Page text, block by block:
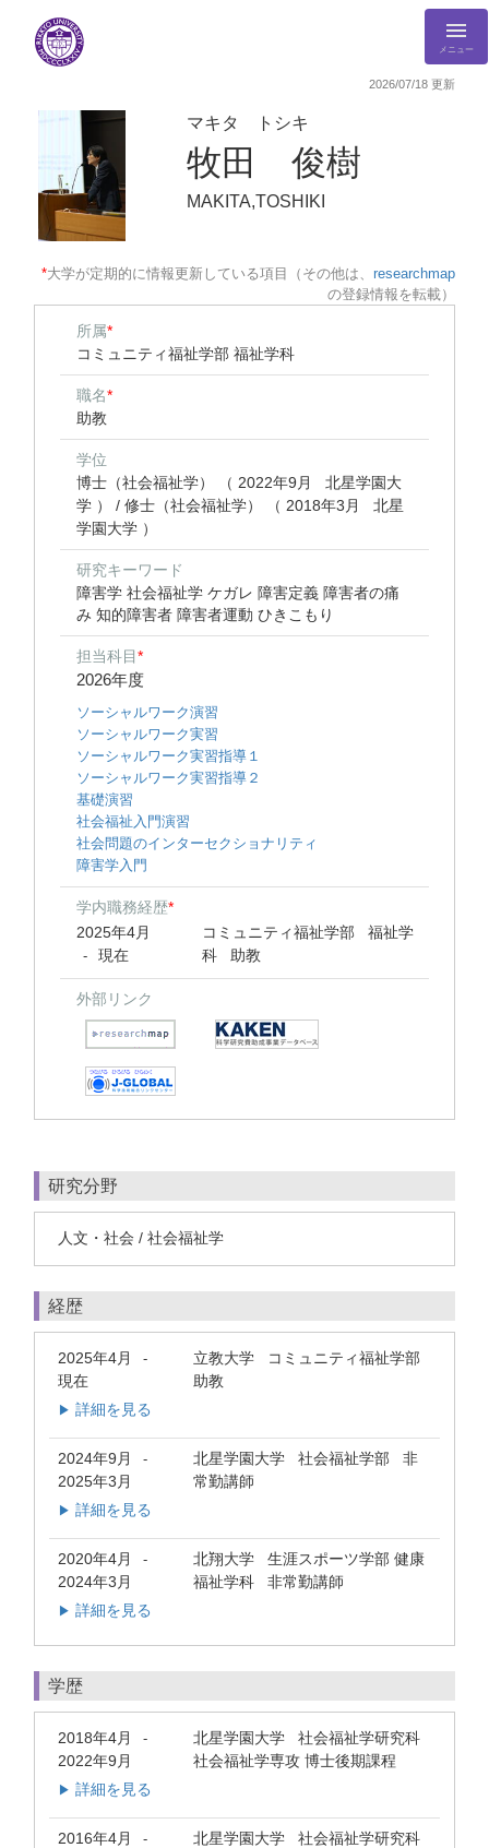
メニュー
2026/07/18 更新
マキタ トシキ
牧田 俊樹
MAKITA,TOSHIKI
*大学が定期的に情報更新している項目（その他は、 researchmap
の登録情報を転載）
所属*
コミュニティ福祉学部 福祉学科
職名*
助教
学位
博士（社会福祉学） （ 2022年9月 北星学園大
学 ） / 修士（社会福祉学） （ 2018年3月 北星
学園大学 ）
研究キーワード
障害学 社会福祉学 ケガレ 障害定義 障害者の痛
み 知的障害者 障害者運動 ひきこもり
担当科目*
2026年度
ソーシャルワーク演習
ソーシャルワーク実習
ソーシャルワーク実習指導１
ソーシャルワーク実習指導２
基礎演習
社会福祉入門演習
社会問題のインターセクショナリティ
障害学入門
学内職務経歴*
2025年4月
- 現在
コミュニティ福祉学部 福祉学
科 助教
外部リンク
研究分野
人文・社会 / 社会福祉学
経歴
2025年4月 -
現在
立教大学 コミュニティ福祉学部
助教
▶ 詳細を見る
2024年9月 -
2025年3月
北星学園大学 社会福祉学部 非
常勤講師
▶ 詳細を見る
2020年4月 -
2024年3月
北翔大学 生涯スポーツ学部 健康
福祉学科 非常勤講師
▶ 詳細を見る
学歴
2018年4月 -
2022年9月
北星学園大学 社会福祉学研究科
社会福祉学専攻 博士後期課程
▶ 詳細を見る
2016年4月 -
北星学園大学 社会福祉学研究科